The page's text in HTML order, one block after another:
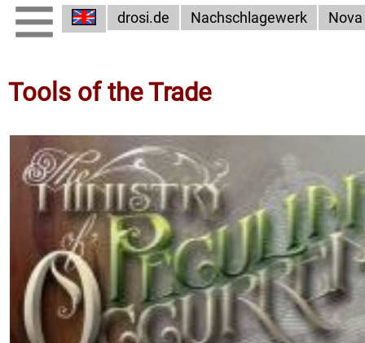
drosi.de Nachschlagewerk Nova
Tools of the Trade